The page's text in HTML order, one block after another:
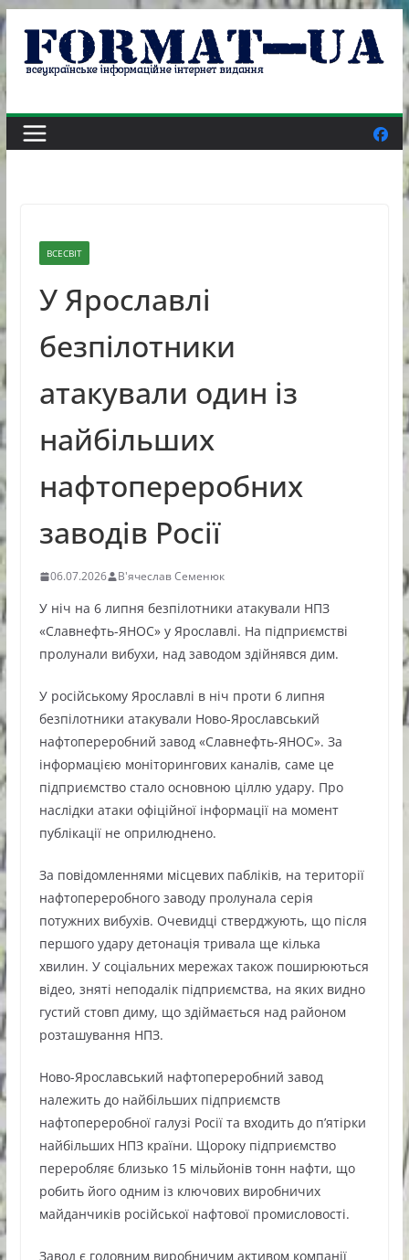
Skip
content
ВСЕСВІТ
У Ярославлі
безпілотники
атакували один із
найбільших
нафтопереробних
заводів Росії
06.07.2026 В'ячеслав Семенюк
У ніч на 6 липня безпілотники атакували НПЗ
«Славнефть-ЯНОС» у Ярославлі. На підприємстві
пролунали вибухи, над заводом здійнявся дим.
У російському Ярославлі в ніч проти 6 липня
безпілотники атакували Ново-Ярославський
нафтопереробний завод «Славнефть-ЯНОС». За
інформацією моніторингових каналів, саме це
підприємство стало основною ціллю удару. Про
наслідки атаки офіційної інформації на момент
публікації не оприлюднено.
За повідомленнями місцевих пабліків, на території
нафтопереробного заводу пролунала серія
потужних вибухів. Очевидці стверджують, що після
першого удару детонація тривала ще кілька
хвилин. У соціальних мережах також поширюються
відео, зняті неподалік підприємства, на яких видно
густий стовп диму, що здіймається над районом
розташування НПЗ.
Ново-Ярославський нафтопереробний завод
належить до найбільших підприємств
нафтопереробної галузі Росії та входить до п’ятірки
найбільших НПЗ країни. Щороку підприємство
переробляє близько 15 мільйонів тонн нафти, що
робить його одним із ключових виробничих
майданчиків російської нафтової промисловості.
Завод є головним виробничим активом компанії